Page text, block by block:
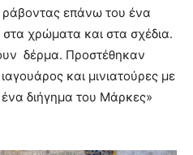
ράβοντας επάνω του ένα
χρώματα και στα σχέδια.
δέρμα. Προστέθηκαν
και μινιατούρες με
διήγημα του Μάρκες»